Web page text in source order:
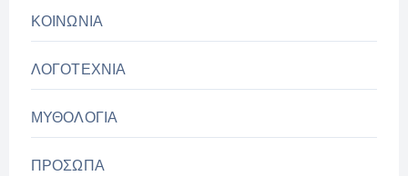
ΚΟΙΝΩΝΙΑ
ΛΟΓΟΤΕΧΝΙΑ
ΜΥΘΟΛΟΓΙΑ
ΠΡΟΣΩΠΑ